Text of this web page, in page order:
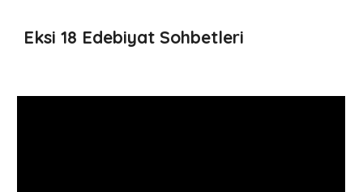
Eksi 18 Edebiyat Sohbetleri